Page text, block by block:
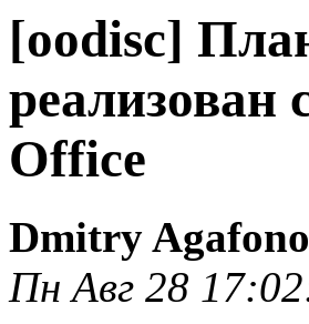
[oodisc]
реализован
Office
Dmitry
Пн Авг 28